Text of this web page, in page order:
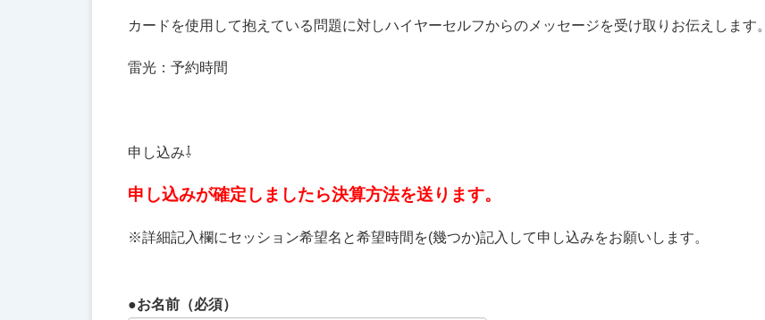
カードを使用して抱えている問題に対しハイヤーセルフからのメッセージを受け取りお伝えします。
雷光：予約時間
申し込み⇩
申し込みが確定しましたら決算方法を送ります。
※詳細記入欄にセッション希望名と希望時間を(幾つか)記入して申し込みをお願いします。
●お名前（必須）